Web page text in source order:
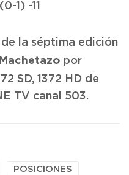
1) -11
la séptima edición
por
SD, 1372 HD de
TV canal 503.
POSICIONES